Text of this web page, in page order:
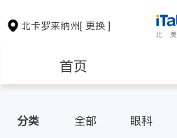
北卡罗来纳州[ 更换 ]
首页
分类 全部 眼科